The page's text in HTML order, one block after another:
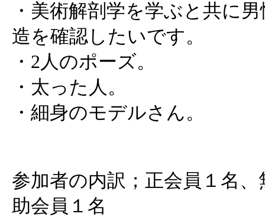
・美術解剖学を学ぶと共に
造を確認したいです。
・2人のポーズ。
・太った人。
・細身のモデルさん。
参加者の内訳；正会員１名
助会員１名